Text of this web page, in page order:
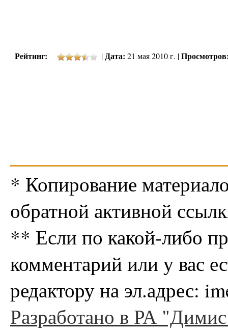
Рейтинг: | Дата: 21 мая 2010 г. |
* Копирование
обратной активной
** Если по какой-либо
комментарий или у вас
редактору на эл.адрес:
Разработано в РА